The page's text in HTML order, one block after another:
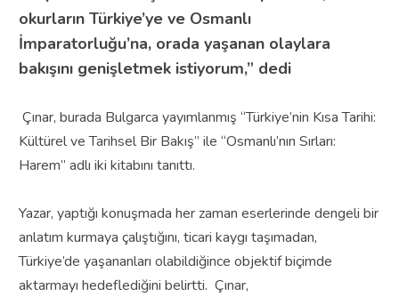
okurların Türkiye’ye ve Osmanlı
İmparatorluğu’na, orada yaşanan olaylara
bakışını genişletmek istiyorum,” dedi
Çınar, burada Bulgarca yayımlanmış “Türkiye’nin Kısa Tarihi:
Kültürel ve Tarihsel Bir Bakış” ile “Osmanlı’nın Sırları:
Harem” adlı iki kitabını tanıttı.
Yazar, yaptığı konuşmada her zaman eserlerinde dengeli bir
anlatım kurmaya çalıştığını, ticari kaygı taşımadan,
Türkiye’de yaşananları olabildiğince objektif biçimde
aktarmayı hedeflediğini belirtti. Çınar,